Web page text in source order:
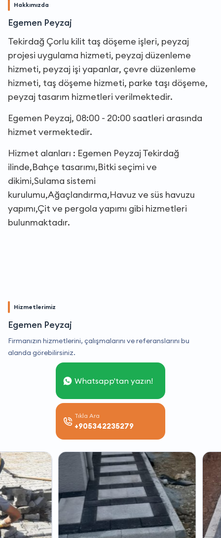
Hakkımızda
Egemen Peyzaj
Tekirdağ Çorlu kilit taş döşeme işleri, peyzaj
projesi uygulama hizmeti, peyzaj düzenleme
hizmeti, peyzaj işi yapanlar, çevre düzenleme
hizmeti, taş döşeme hizmeti, parke taşı döşeme,
peyzaj tasarım hizmetleri verilmektedir.
Egemen Peyzaj, 08:00 - 20:00 saatleri arasında
hizmet vermektedir.
Hizmet alanları : Egemen Peyzaj Tekirdağ
ilinde,Bahçe tasarımı,Bitki seçimi ve
dikimi,Sulama sistemi
kurulumu,Ağaçlandırma,Havuz ve süs havuzu
yapımı,Çit ve pergola yapımı gibi hizmetleri
bulunmaktadır.
Hizmetlerimiz
Egemen Peyzaj
Firmanızın hizmetlerini, çalışmalarını ve referanslarını bu
alanda görebilirsiniz.
Whatsapp'tan yazın!
Tıkla Ara
+905342235279